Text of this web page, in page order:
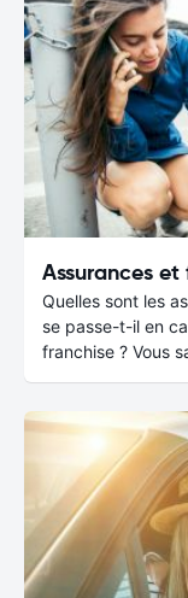
Assurances et
Quelles sont les
se passe-t-il en
franchise ? Vous